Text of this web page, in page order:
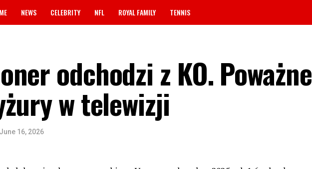
NEWS CELEBRITY NFL ROYAL FAMILY TENNIS
odchodzi z KO. Poważne
w telewizji
June 16, 2026